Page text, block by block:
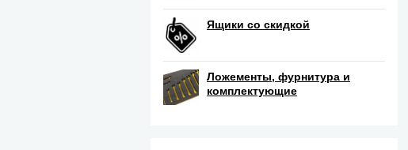
Ящики со скидкой
Ложементы, фурнитура и
комплектующие